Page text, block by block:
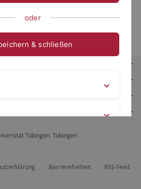
finden Sie auf folgender externen
Tübingen, Tübingen
Barrierefreiheit RSS-Feed
oder
& schließen